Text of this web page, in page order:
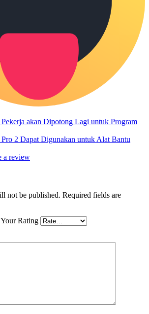
akan Dipotong Lagi untuk Program
2 Dapat Digunakan untuk Alat Bantu
a review
not be published. Required fields are
Your Rating